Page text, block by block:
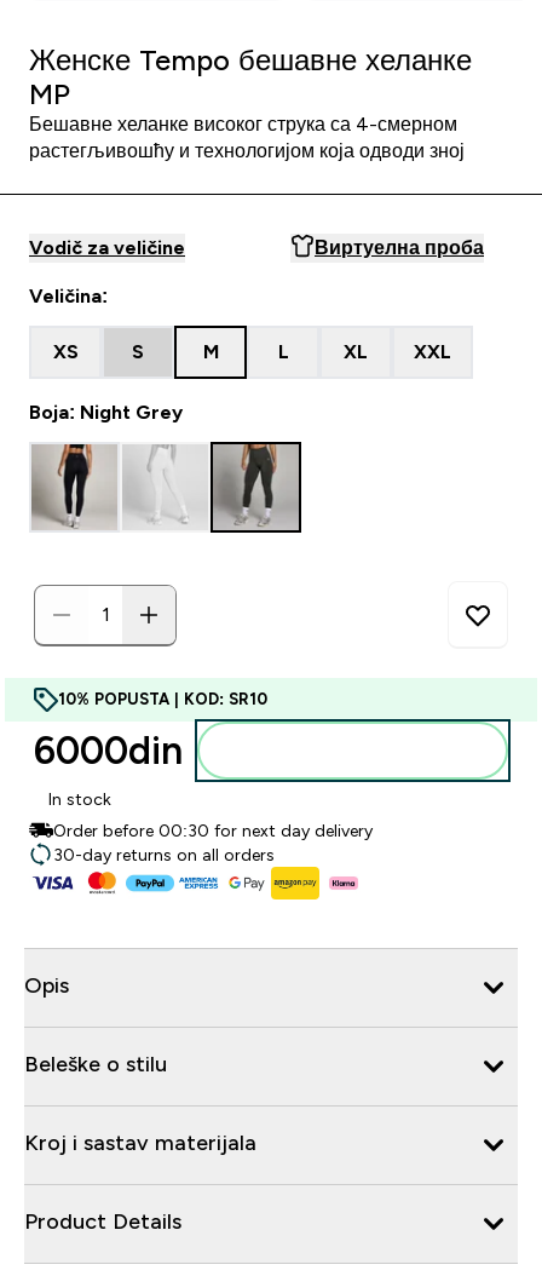
Женске Tempo бешавне хеланке
MP
Бешавне хеланке високог струка са 4-смерном
растегљивошћу и технологијом која одводи зној
Vodič za veličine Виртуелна проба
Veličina:
XS S M L XL XXL
Boja: Night Grey
10% POPUSTA | KOD: SR10
6000din‎
In stock
Order before 00:30 for next day delivery
30-day returns on all orders
Opis
Beleške o stilu
Kroj i sastav materijala
Product Details